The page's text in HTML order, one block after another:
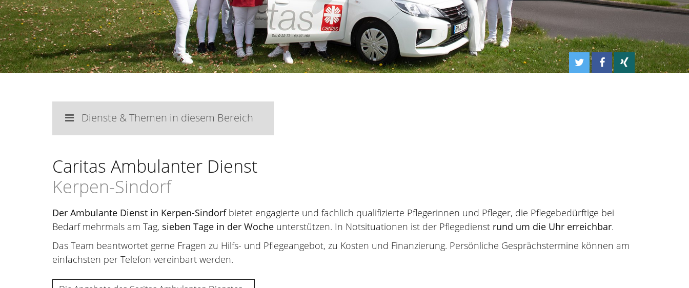
Dienste & Themen in diesem Bereich
Caritas Ambulanter Dienst
Kerpen-Sindorf
Der Ambulante Dienst in Kerpen-Sindorfbietet engagierte und fachlich qualifizierte Pflegerinnen und Pfleger, die Pflegebedürftige bei
Bedarf mehrmals am Tag, sieben Tage in der Woche unterstützen. In Notsituationen ist der Pflegedienst rund um die Uhr erreichbar.
Das Team beantwortet gerne Fragen zu Hilfs- und Pflegeangebot, zu Kosten und Finanzierung. Persönliche Gesprächstermine können am
einfachsten per Telefon vereinbart werden.